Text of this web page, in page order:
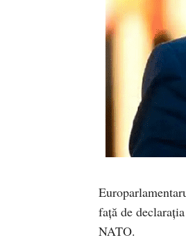
față de
NATO.